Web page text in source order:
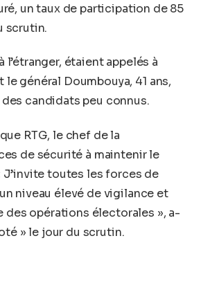
un taux de participation de 85
scrutin.
étaient appelés à
général Doumbouya, 41 ans,
candidats peu connus.
RTG, le chef de la
de sécurité à maintenir le
toutes les forces de
niveau élevé de vigilance et
des opérations électorales », a-
» le jour du scrutin.